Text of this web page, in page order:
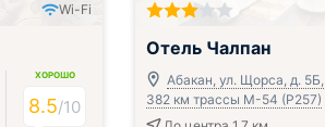
Wi-Fi
ХОРОШО
8.5/10
Отель Чалпан
Абакан, ул. Щорса, д. 5Б,
382 км трассы М-54 (Р257)